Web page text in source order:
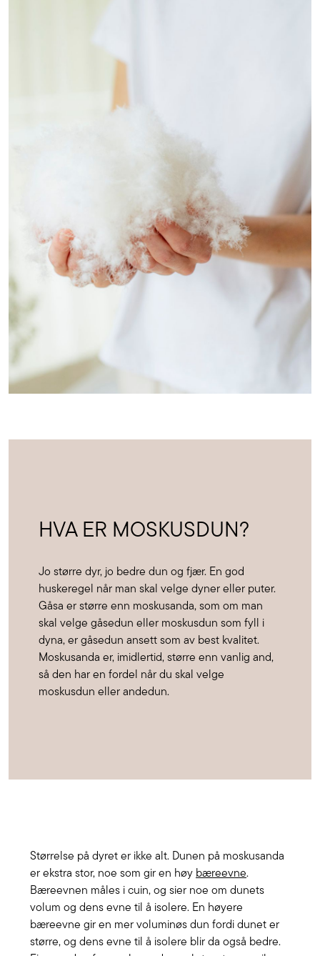
HVA ER MOSKUSDUN?
Jo større dyr, jo bedre dun og fjær. En god
huskeregel når man skal velge dyner eller puter.
Gåsa er større enn moskusanda, som om man
skal velge gåsedun eller moskusdun som fyll i
dyna, er gåsedun ansett som av best kvalitet.
Moskusanda er, imidlertid, større enn vanlig and,
så den har en fordel når du skal velge
moskusdun eller andedun.
Størrelse på dyret er ikke alt. Dunen på moskusanda
er ekstra stor, noe som gir en høy bæreevne.
Bæreevnen måles i cuin, og sier noe om dunets
volum og dens evne til å isolere. En høyere
bæreevne gir en mer voluminøs dun fordi dunet er
større, og dens evne til å isolere blir da også bedre.